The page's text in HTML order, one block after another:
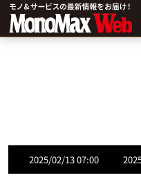
2025/02/13 07:00